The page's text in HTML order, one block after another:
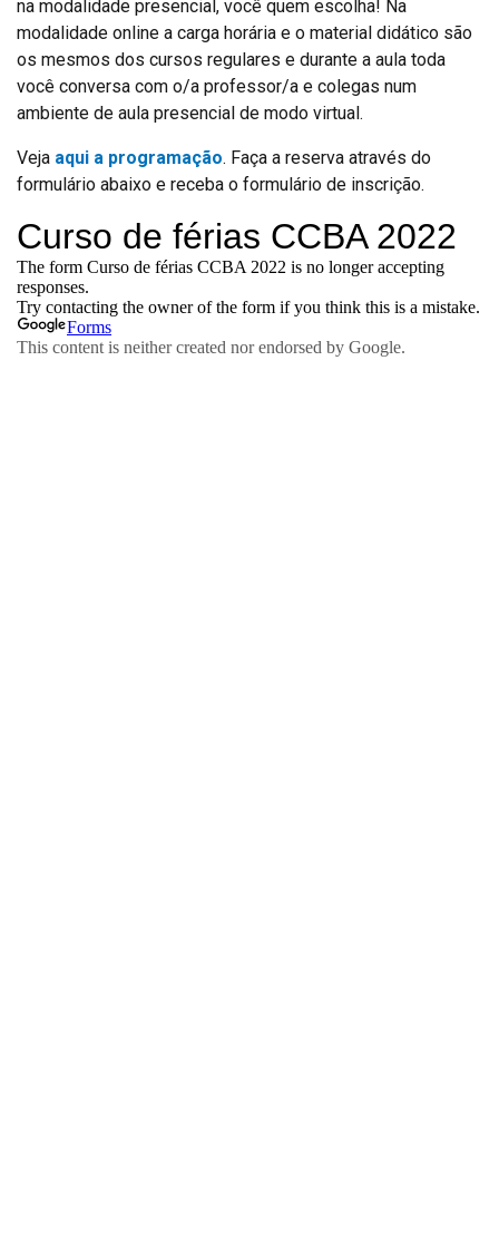
na modalidade presencial, você quem escolha! Na
modalidade online a carga horária e o material didático são
os mesmos dos cursos regulares e durante a aula toda
você conversa com o/a professor/a e colegas num
ambiente de aula presencial de modo virtual.
Veja aqui a programação. Faça a reserva através do
formulário abaixo e receba o formulário de inscrição.